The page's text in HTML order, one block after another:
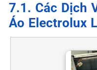
7.1. Các Dịch
Áo Electrolux